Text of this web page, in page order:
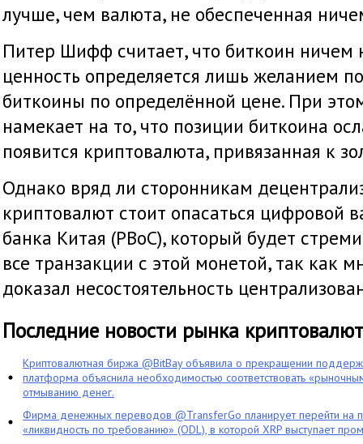
лучше, чем валюта, не обеспеченная
Питер Шифф считает, что биткоин ничем
ценность определяется лишь желанием
биткоины по определённой цене. При
намекает на то, что позиции биткоина
появится криптовалюта, привязанная к
Однако вряд ли сторонникам
криптовалют стоит опасаться цифровой
банка Китая (PBoC), который будет
все транзакции с этой монетой, так как
доказал несостоятельность
Последние новости рынка криптовалют
Криптовалютная биржа @BitBay объявила о прекращении
платформа объяснила необходимостью соответствовать
отмыванию денег.
Фирма денежных переводов @TransferGo планирует перейти на
«ликвидность по требованию» (ODL), в которой XRP выступает